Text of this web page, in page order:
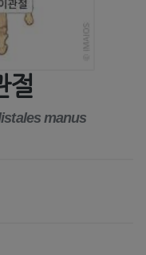
절
manus